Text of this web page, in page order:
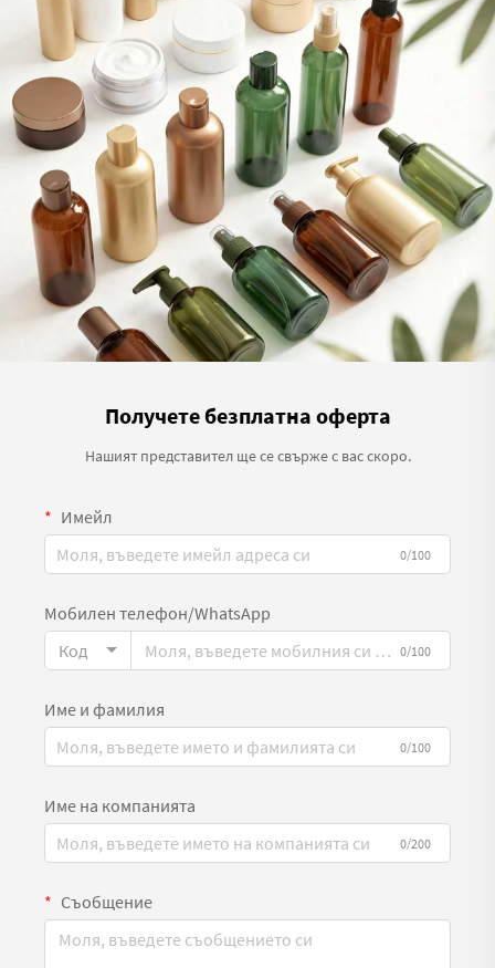
Получете безплатна оферта
Нашият представител ще се свърже с вас скоро.
Имейл
0/100
Мобилен телефон/WhatsApp
Код
0/100
Име и фамилия
0/100
Име на компанията
0/200
Съобщение